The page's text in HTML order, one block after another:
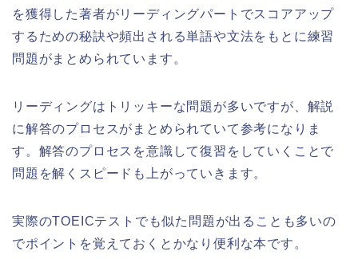
を獲得した著者がリーディングパートでスコアアップ
するための秘訣や頻出される単語や文法をもとに練習
問題がまとめられています。
リーディングはトリッキーな問題が多いですが、解説
に解答のプロセスがまとめられていて参考になりま
す。解答のプロセスを意識して復習をしていくことで
問題を解くスピードも上がっていきます。
実際のTOEICテストでも似た問題が出ることも多いの
でポイントを覚えておくとかなり便利な本です。